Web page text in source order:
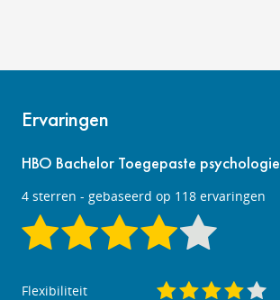
Ervaringen
HBO Bachelor Toegepaste psychologie
4 sterren - gebaseerd op 118 ervaringen
Flexibiliteit